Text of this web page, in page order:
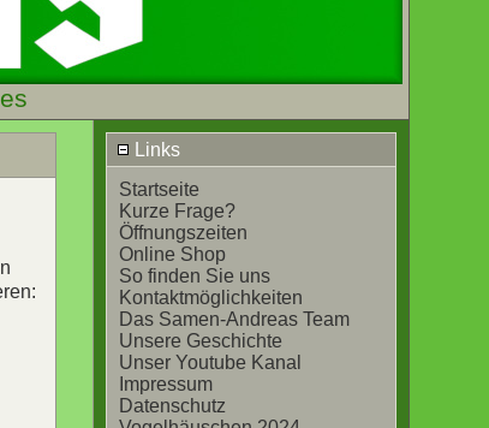
Links
Startseite
Kurze Frage?
Öffnungszeiten
Online Shop
So finden Sie uns
Kontaktmöglichkeiten
Das Samen-Andreas Team
Unsere Geschichte
Unser Youtube Kanal
Impressum
Datenschutz